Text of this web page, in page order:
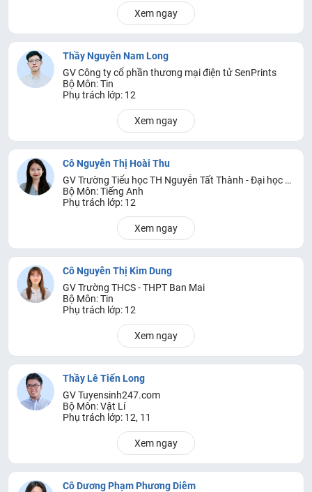
Xem ngay
Thầy Nguyễn Nam Long
GV Công ty cổ phần thương mại điện tử SenPrints
Bộ Môn: Tin
Phụ trách lớp: 12
Xem ngay
Cô Nguyễn Thị Hoài Thu
GV Trường Tiểu học TH Nguyễn Tất Thành - Đại học Sư Phạm Hà Nội
Bộ Môn: Tiếng Anh
Phụ trách lớp: 12
Xem ngay
Cô Nguyễn Thị Kim Dung
GV Trường THCS - THPT Ban Mai
Bộ Môn: Tin
Phụ trách lớp: 12
Xem ngay
Thầy Lê Tiến Long
GV Tuyensinh247.com
Bộ Môn: Vật Lí
Phụ trách lớp: 12, 11
Xem ngay
Cô Dương Phạm Phương Diễm